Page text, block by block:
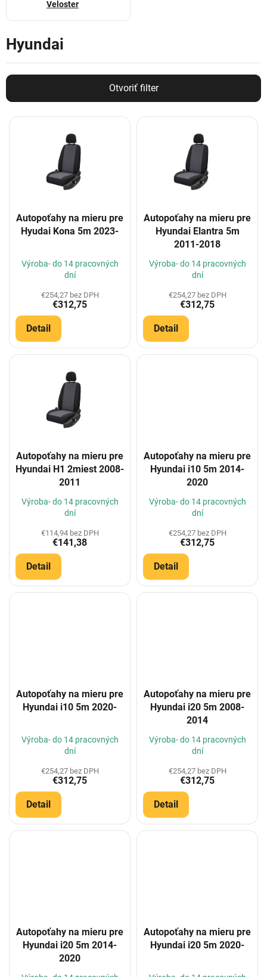
Veloster
Hyundai
Otvoriť filter
V
Autopoťahy na mieru pre
Hyudai Kona 5m 2023-
Výroba- do 14 pracovných
dní
€254,27 bez DPH
€312,75
Detail
Autopoťahy na mieru pre
Hyundai Elantra 5m
2011-2018
Výroba- do 14 pracovných
dní
€254,27 bez DPH
€312,75
Detail
Autopoťahy na mieru pre
Hyundai H1 2miest 2008-
2011
Výroba- do 14 pracovných
dní
€114,94 bez DPH
€141,38
Detail
Autopoťahy na mieru pre
Hyundai i10 5m 2014-
2020
Výroba- do 14 pracovných
dní
€254,27 bez DPH
€312,75
Detail
Autopoťahy na mieru pre
Hyundai i10 5m 2020-
Výroba- do 14 pracovných
dní
€254,27 bez DPH
€312,75
Detail
Autopoťahy na mieru pre
Hyundai i20 5m 2008-
2014
Výroba- do 14 pracovných
dní
€254,27 bez DPH
€312,75
Detail
Autopoťahy na mieru pre
Hyundai i20 5m 2014-
2020
Autopoťahy na mieru pre
Hyundai i20 5m 2020-